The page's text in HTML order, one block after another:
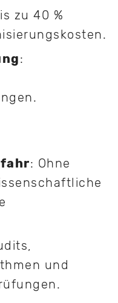
zu 40 %
:
: Ohne
und